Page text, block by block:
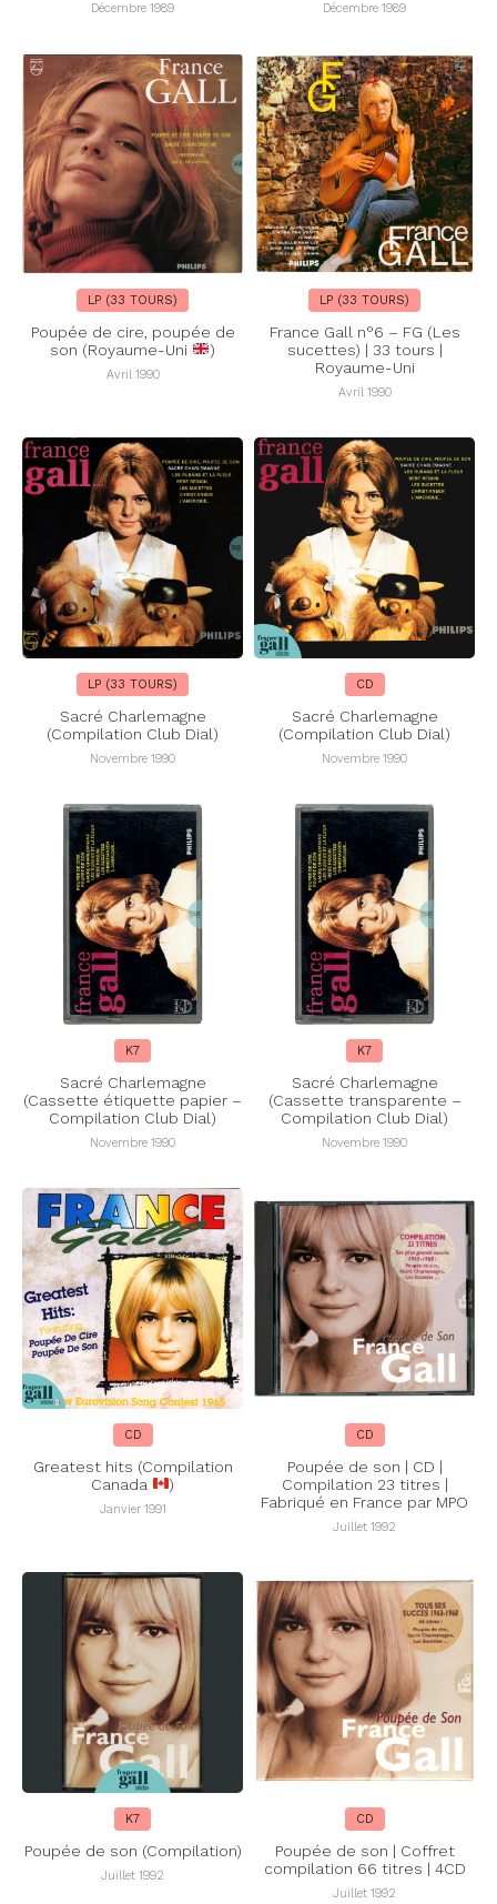
Décembre 1989 Décembre 1989
LP (33 TOURS)
Poupée de cire, poupée de
son (Royaume-Uni
)
Avril 1990
LP (33 TOURS)
France Gall n°6 – FG (Les
sucettes) | 33 tours |
Royaume-Uni
Avril 1990
LP (33 TOURS)
Sacré Charlemagne
(Compilation Club Dial)
Novembre 1990
CD
Sacré Charlemagne
(Compilation Club Dial)
Novembre 1990
K7
Sacré Charlemagne
(Cassette étiquette papier –
Compilation Club Dial)
Novembre 1990
K7
Sacré Charlemagne
(Cassette transparente –
Compilation Club Dial)
Novembre 1990
CD
Greatest hits (Compilation
Canada
)
Janvier 1991
CD
Poupée de son | CD |
Compilation 23 titres |
Fabriqué en France par MPO
Juillet 1992
K7
Poupée de son (Compilation)
Juillet 1992
CD
Poupée de son | Coffret
compilation 66 titres | 4CD
Juillet 1992